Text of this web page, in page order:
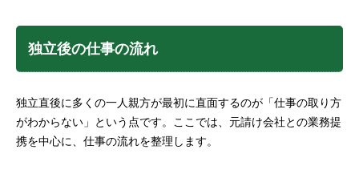
独立後の仕事の流れ
独立直後に多くの一人親方が最初に直面するのが「仕事の取り方
がわからない」という点です。ここでは、元請け会社との業務提
携を中心に、仕事の流れを整理します。